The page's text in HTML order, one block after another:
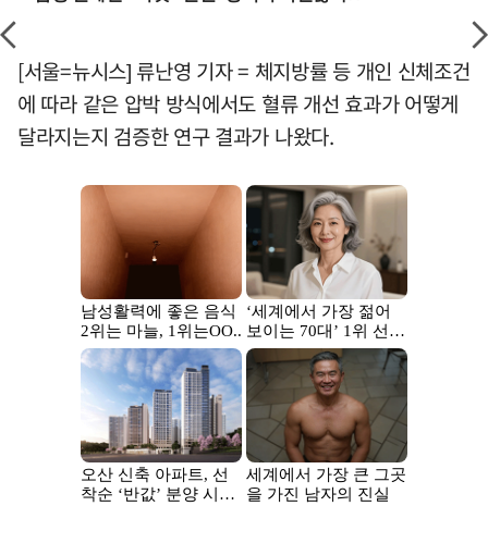
[서울=뉴시스] 류난영 기자 = 체지방률 등 개인 신체조건
에 따라 같은 압박 방식에서도 혈류 개선 효과가 어떻게
달라지는지 검증한 연구 결과가 나왔다.